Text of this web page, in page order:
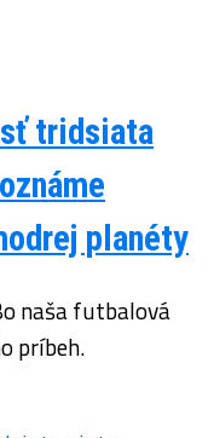
tridsiata
planéty
naša futbalová
príbeh.